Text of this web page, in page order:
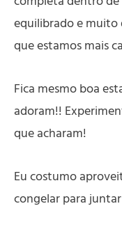
equilibrado e muito
que estamos mais
Fica mesmo boa
adoram!!
que acharam!
Eu costumo
congelar para